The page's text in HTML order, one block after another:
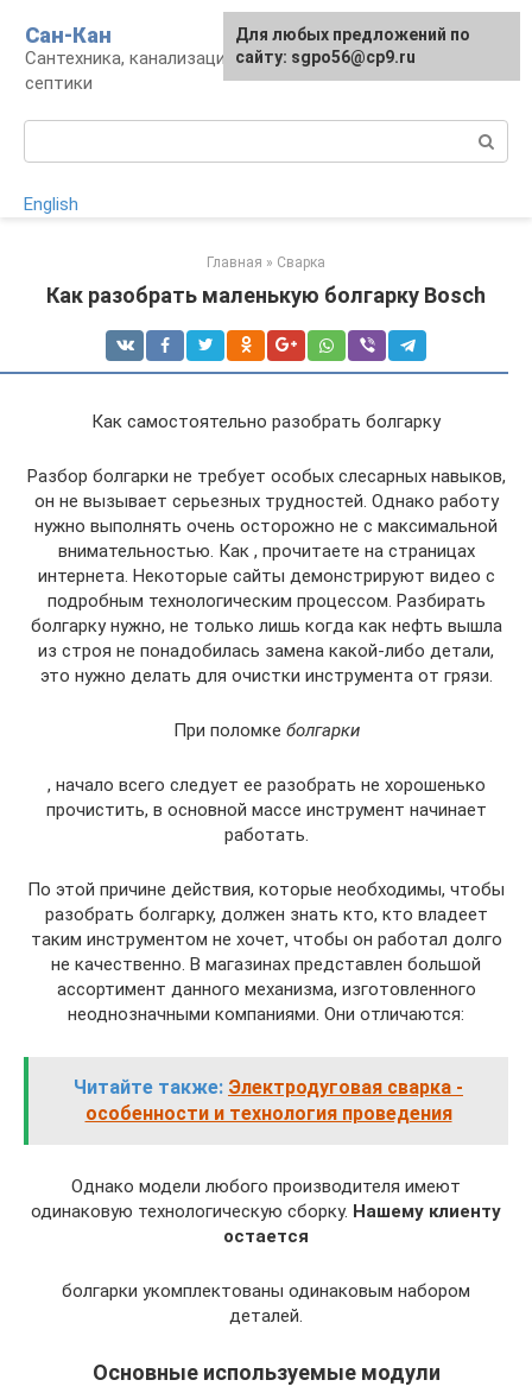
контенту
Сан-Кан
Сантехника, канализация, водопровод,
септики
English
Главная » Сварка
Как разобрать маленькую болгарку Bosch
Как самостоятельно разобрать болгарку
Разбор болгарки не требует особых слесарных навыков,
он не вызывает серьезных трудностей. Однако работу
нужно выполнять очень осторожно не с максимальной
внимательностью. Как , прочитаете на страницах
интернета. Некоторые сайты демонстрируют видео с
подробным технологическим процессом. Разбирать
болгарку нужно, не только лишь когда как нефть вышла
из строя не понадобилась замена какой-либо детали,
это нужно делать для очистки инструмента от грязи.
При поломке болгарки
, начало всего следует ее разобрать не хорошенько
прочистить, в основной массе инструмент начинает
работать.
По этой причине действия, которые необходимы, чтобы
разобрать болгарку, должен знать кто, кто владеет
таким инструментом не хочет, чтобы он работал долго
не качественно. В магазинах представлен большой
ассортимент данного механизма, изготовленного
неоднозначными компаниями. Они отличаются:
Читайте также: Электродуговая сварка -
особенности и технология проведения
Однако модели любого производителя имеют
одинаковую технологическую сборку. Нашему клиенту
остается
болгарки укомплектованы одинаковым набором
деталей.
Основные используемые модули
Для любых предложений по
сайту: sgpo56@cp9.ru